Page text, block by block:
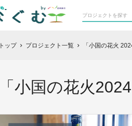
トップ chevron_right プロジェクト一覧 chevron_right 「小国の花火
「小国の花火